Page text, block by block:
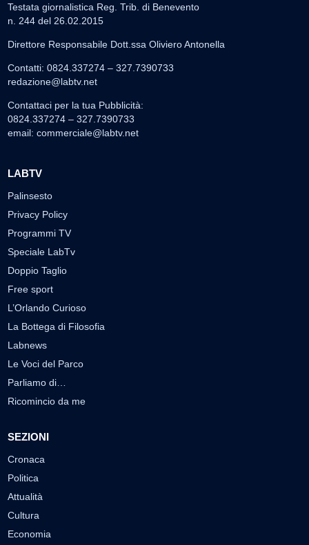
Testata giornalistica Reg. Trib. di Benevento
n. 244 del 26.02.2015
Direttore Responsabile Dott.ssa Oliviero Antonella
Contatti: 0824.337274 – 327.7390733
redazione@labtv.net
Contattaci per la tua Pubblicità:
0824.337274 – 327.7390733
email: commerciale@labtv.net
LABTV
Palinsesto
Privacy Policy
Programmi TV
Speciale LabTv
Doppio Taglio
Free sport
L’Orlando Curioso
La Bottega di Filosofia
Labnews
Le Voci del Parco
Parliamo di…
Ricomincio da me
SEZIONI
Cronaca
Politica
Attualità
Cultura
Economia